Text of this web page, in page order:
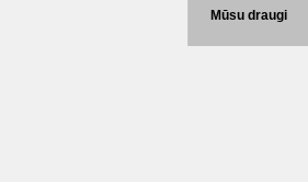
Mūsu draugi